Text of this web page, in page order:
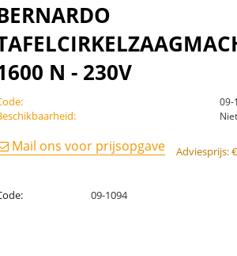
N - 230V
09-
Mail ons voor prijsopgave Adviesprijs:€
09-1094